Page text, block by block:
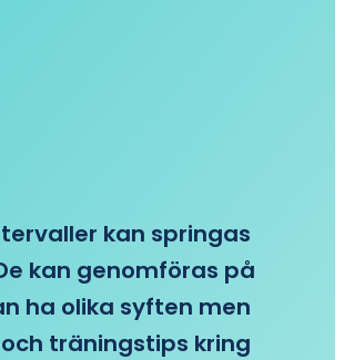
kan springas
kan genomföras på
ha olika syften men
träningstips kring